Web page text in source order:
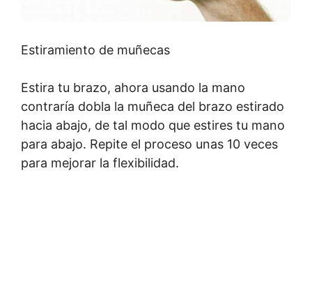
Estiramiento de muñecas
Estira tu brazo, ahora usando la mano
contraría dobla la muñeca del brazo estirado
hacia abajo, de tal modo que estires tu mano
para abajo. Repite el proceso unas 10 veces
para mejorar la flexibilidad.